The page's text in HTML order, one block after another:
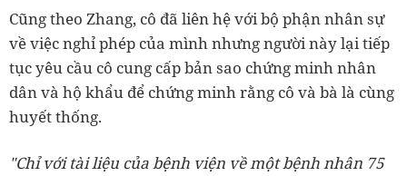
Cũng theo Zhang, cô đã liên hệ với bộ phận nhân sự
về việc nghỉ phép của mình nhưng người này lại tiếp
tục yêu cầu cô cung cấp bản sao chứng minh nhân
dân và hộ khẩu để chứng minh rằng cô và bà là cùng
huyết thống.
"Chỉ với tài liệu của bệnh viện về một bệnh nhân 75